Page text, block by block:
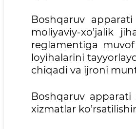
Boshqaruv
moliyaviy-xo’jalik
reglamentiga
loyihalarini
chiqadi va ijroni
Boshqaruv
xizmatlar